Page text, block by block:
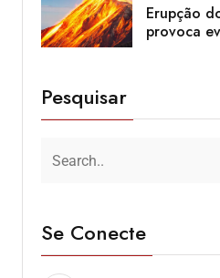
Erupção
provoca
Pesquisar
Se Conecte